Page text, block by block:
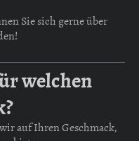
Sie sich gerne über
welchen
auf Ihren Geschmack,